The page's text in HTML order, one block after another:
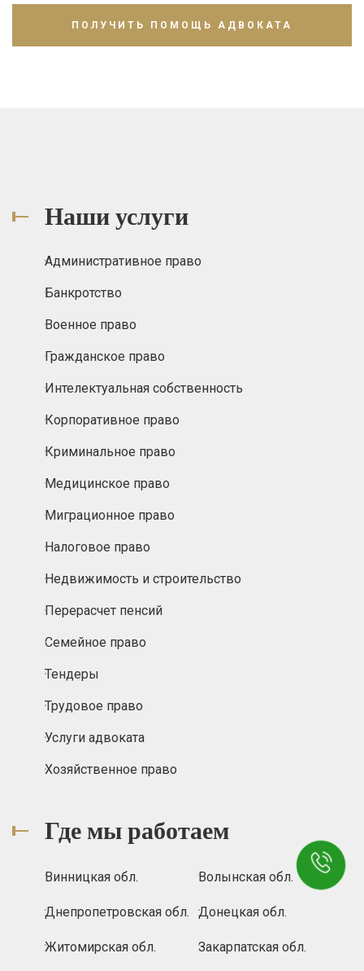
Наши услуги
Административное право
Банкротство
Военное право
Гражданское право
Интелектуальная собственность
Корпоративное право
Криминальное право
Медицинское право
Миграционное право
Налоговое право
Недвижимость и строительство
Перерасчет пенсий
Семейное право
Тендеры
Трудовое право
Услуги адвоката
Хозяйственное право
Где мы работаем
Винницкая обл. Волынская обл.
Днепропетровская обл. Донецкая обл.
Житомирская обл. Закарпатская обл.